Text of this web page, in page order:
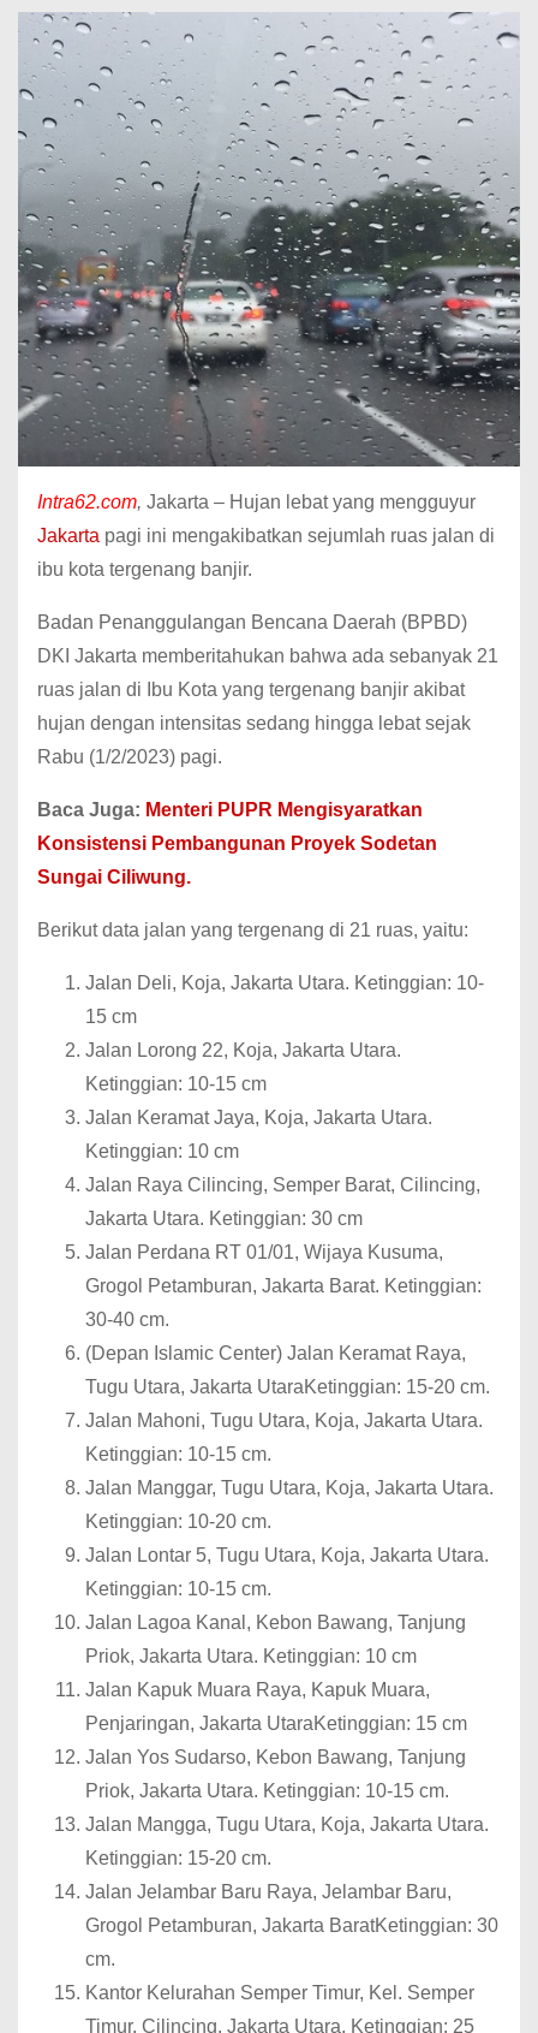
Intra62.com, Jakarta – Hujan lebat yang mengguyur
Jakarta pagi ini mengakibatkan sejumlah ruas jalan di
ibu kota tergenang banjir.
Badan Penanggulangan Bencana Daerah (BPBD)
DKI Jakarta memberitahukan bahwa ada sebanyak 21
ruas jalan di Ibu Kota yang tergenang banjir akibat
hujan dengan intensitas sedang hingga lebat sejak
Rabu (1/2/2023) pagi.
Baca Juga: Menteri PUPR Mengisyaratkan
Konsistensi Pembangunan Proyek Sodetan
Sungai Ciliwung.
Berikut data jalan yang tergenang di 21 ruas, yaitu:
Jalan Deli, Koja, Jakarta Utara. Ketinggian: 10-
15 cm
Jalan Lorong 22, Koja, Jakarta Utara.
Ketinggian: 10-15 cm
Jalan Keramat Jaya, Koja, Jakarta Utara.
Ketinggian: 10 cm
Jalan Raya Cilincing, Semper Barat, Cilincing,
Jakarta Utara. Ketinggian: 30 cm
Jalan Perdana RT 01/01, Wijaya Kusuma,
Grogol Petamburan, Jakarta Barat. Ketinggian:
30-40 cm.
(Depan Islamic Center) Jalan Keramat Raya,
Tugu Utara, Jakarta UtaraKetinggian: 15-20 cm.
Jalan Mahoni, Tugu Utara, Koja, Jakarta Utara.
Ketinggian: 10-15 cm.
Jalan Manggar, Tugu Utara, Koja, Jakarta Utara.
Ketinggian: 10-20 cm.
Jalan Lontar 5, Tugu Utara, Koja, Jakarta Utara.
Ketinggian: 10-15 cm.
Jalan Lagoa Kanal, Kebon Bawang, Tanjung
Priok, Jakarta Utara. Ketinggian: 10 cm
Jalan Kapuk Muara Raya, Kapuk Muara,
Penjaringan, Jakarta UtaraKetinggian: 15 cm
Jalan Yos Sudarso, Kebon Bawang, Tanjung
Priok, Jakarta Utara. Ketinggian: 10-15 cm.
Jalan Mangga, Tugu Utara, Koja, Jakarta Utara.
Ketinggian: 15-20 cm.
Jalan Jelambar Baru Raya, Jelambar Baru,
Grogol Petamburan, Jakarta BaratKetinggian: 30
cm.
Kantor Kelurahan Semper Timur, Kel. Semper
Timur, Cilincing, Jakarta Utara. Ketinggian: 25